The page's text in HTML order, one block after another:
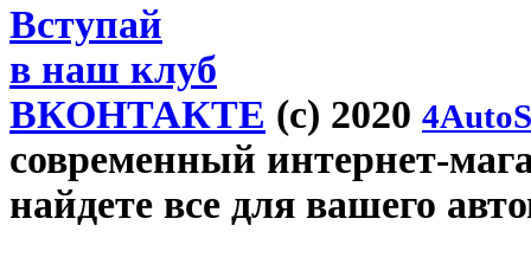
Вступай
в наш клуб
ВКОНТАКТЕ (c) 2020
современный интернет-
найдете все для вашего